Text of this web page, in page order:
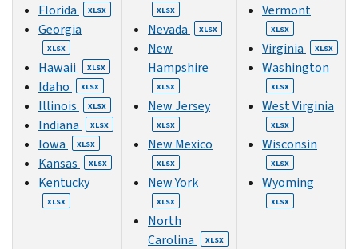
Florida XLSX
Georgia
XLSX
Hawaii XLSX
Idaho XLSX
Illinois XLSX
Indiana XLSX
Iowa XLSX
Kansas XLSX
Kentucky
XLSX
XLSX
Nevada XLSX
New
Hampshire
XLSX
New Jersey
XLSX
New Mexico
XLSX
New York
XLSX
North
Carolina
XLSX
Vermont
XLSX
Virginia XLSX
Washington
XLSX
West Virginia
XLSX
Wisconsin
XLSX
Wyoming
XLSX